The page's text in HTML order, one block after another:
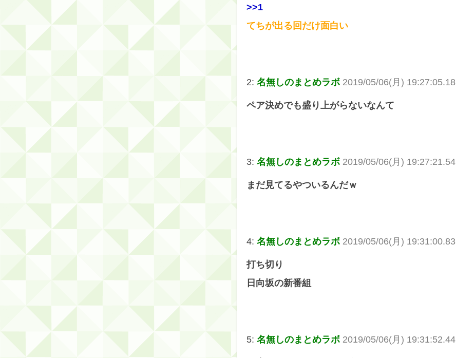
>>1
てちが出る回だけ面白い
2: 名無しのまとめラボ 2019/05/06(月) 19:27:05.18
ペア決めでも盛り上がらないなんて
3: 名無しのまとめラボ 2019/05/06(月) 19:27:21.54
まだ見てるやついるんだｗ
4: 名無しのまとめラボ 2019/05/06(月) 19:31:00.83
打ち切り
日向坂の新番組
5: 名無しのまとめラボ 2019/05/06(月) 19:31:52.44